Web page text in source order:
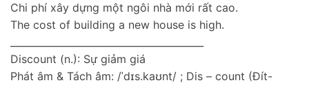
Chi phí xây dựng một ngôi nhà mới rất cao.
The cost of building a new house is high.
Discount (n.): Sự giảm giá
Phát âm & Tách âm: /ˈdɪs.kaʊnt/ ; Dis – count (Đít-